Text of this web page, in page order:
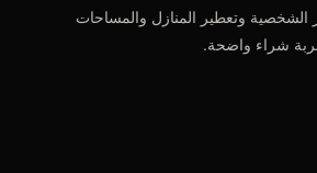
وتعطير المنازل والمساحات
شراء واضحة.